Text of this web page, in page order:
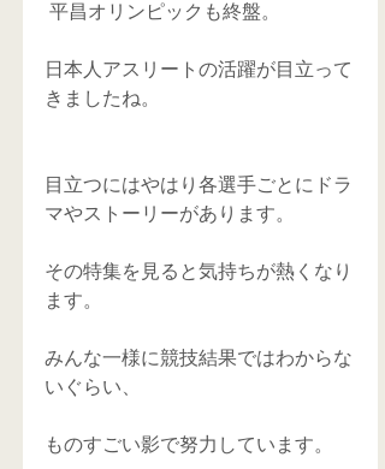
平昌オリンピックも終盤。
日本人アスリートの活躍が目立って
きましたね。
目立つにはやはり各選手ごとにドラ
マやストーリーがあります。
その特集を見ると気持ちが熱くなり
ます。
みんな一様に競技結果ではわからな
いぐらい、
ものすごい影で努力しています。